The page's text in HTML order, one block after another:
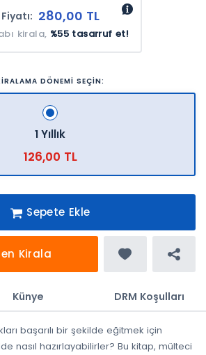
Fiyatı: 280,00 TL
kirala, %55 tasarruf et!
DÖNEMİ SEÇİN:
1 Yıllık
126,00 TL
Sepete Ekle
Kirala
Künye DRM Koşulları
başarılı bir şekilde eğitmek için
nasıl hazırlayabilirler? Bu kitap, mülteci